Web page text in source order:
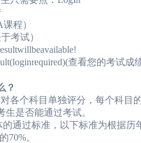
程）
考试）
查看您的考试成
？
个科目单独评分，每个科目的
是否能通过考试。
过标准，以下标准为根据历
70%。